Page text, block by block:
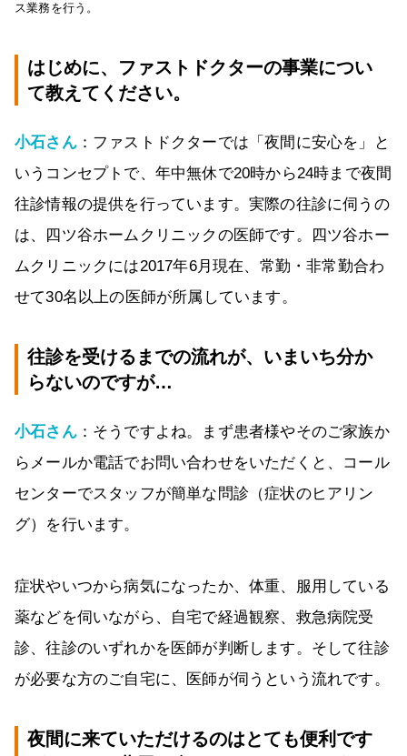
ス業務を行う。
はじめに、ファストドクターの事業につい
て教えてください。
小石さん：ファストドクターでは「夜間に安心を」と
いうコンセプトで、年中無休で20時から24時まで夜間
往診情報の提供を行っています。実際の往診に伺うの
は、四ツ谷ホームクリニックの医師です。四ツ谷ホー
ムクリニックには2017年6月現在、常勤・非常勤合わ
せて30名以上の医師が所属しています。
往診を受けるまでの流れが、いまいち分か
らないのですが…
小石さん：そうですよね。まず患者様やそのご家族か
らメールか電話でお問い合わせをいただくと、コール
センターでスタッフが簡単な問診（症状のヒアリン
グ）を行います。
症状やいつから病気になったか、体重、服用している
薬などを伺いながら、自宅で経過観察、救急病院受
診、往診のいずれかを医師が判断します。そして往診
が必要な方のご自宅に、医師が伺うという流れです。
夜間に来ていただけるのはとても便利です